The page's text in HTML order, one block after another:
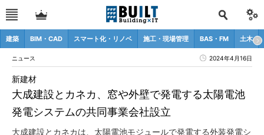
建築 BIM・CAD スマート化・リノベ 施工・現場管理 BAS・FM 土木
ニュース 2024年4月16日
大成建設とカネカ、窓や外壁で発電する太陽電池
発電システムの共同事業会社設立
新建材
大成建設とカネカは、太陽電池モジュールで発電する外装発電シ